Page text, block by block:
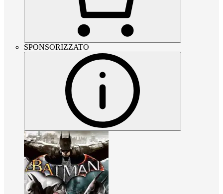
SPONSORIZZATO